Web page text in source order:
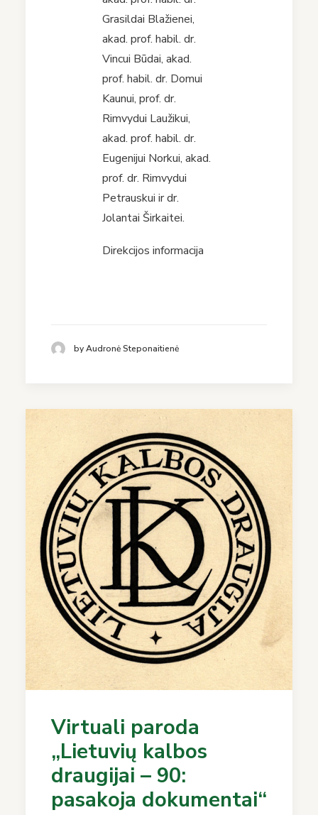
Grasildai Blažienei,
akad. prof. habil. dr.
Vincui Būdai, akad.
prof. habil. dr. Domui
Kaunui, prof. dr.
Rimvydui Laužikui,
akad. prof. habil. dr.
Eugenijui Norkui, akad.
prof. dr. Rimvydui
Petrauskui ir dr.
Jolantai Širkaitei.
Direkcijos informacija
by Audronė Steponaitienė
Virtuali paroda
„Lietuvių kalbos
draugijai – 90:
pasakoja dokumentai“